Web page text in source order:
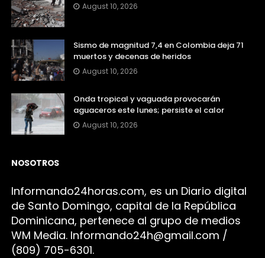
August 10, 2026
Sismo de magnitud 7,4 en Colombia deja 71
muertos y decenas de heridos
August 10, 2026
Onda tropical y vaguada provocarán
aguaceros este lunes; persiste el calor
August 10, 2026
NOSOTROS
Informando24horas.com, es un Diario digital
de Santo Domingo, capital de la República
Dominicana, pertenece al grupo de medios
WM Media. Informando24h@gmail.com /
(809) 705-6301.